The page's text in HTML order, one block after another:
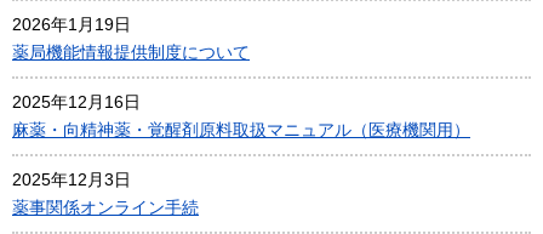
2026年1月19日
薬局機能情報提供制度について
2025年12月16日
麻薬・向精神薬・覚醒剤原料取扱マニュアル（医療機関用）
2025年12月3日
薬事関係オンライン手続